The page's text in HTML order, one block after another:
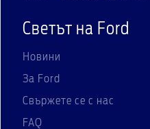
Светът на Ford
Новини
За Ford
Свържете се с нас
FAQ